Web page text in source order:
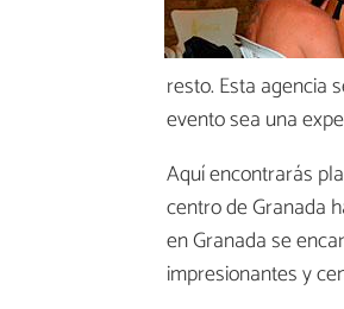
resto. Esta agencia
evento sea una
Aquí encontrarás
centro de Granada
en Granada se
impresionantes y